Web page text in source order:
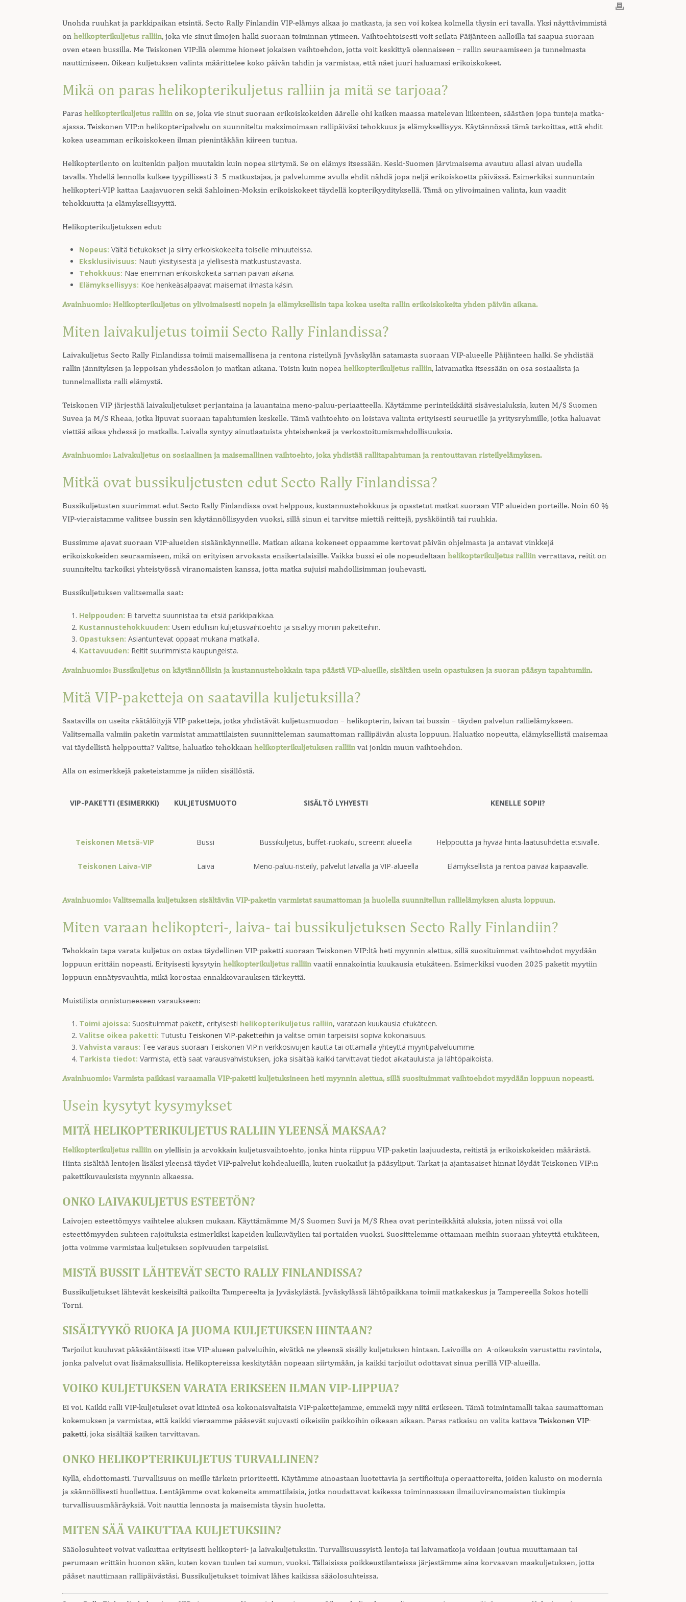
Unohda ruuhkat ja parkkipaikan etsintä. Secto Rally Finlandin VIP-elämys alkaa jo matkasta, ja sen voi kokea kolmella täysin eri tavalla. Yksi näyttävimmistä
on helikopterikuljetus ralliin, joka vie sinut ilmojen halki suoraan toiminnan ytimeen. Vaihtoehtoisesti voit seilata Päijänteen aalloilla tai saapua suoraan
oven eteen bussilla. Me Teiskonen VIP:llä olemme hioneet jokaisen vaihtoehdon, jotta voit keskittyä olennaiseen – rallin seuraamiseen ja tunnelmasta
nauttimiseen. Oikean kuljetuksen valinta määrittelee koko päivän tahdin ja varmistaa, että näet juuri haluamasi erikoiskokeet.
Mikä on paras helikopterikuljetus ralliin ja mitä se tarjoaa?
Paras helikopterikuljetus ralliin on se, joka vie sinut suoraan erikoiskokeiden äärelle ohi kaiken maassa matelevan liikenteen, säästäen jopa tunteja matka-
ajassa. Teiskonen VIP:n helikopteripalvelu on suunniteltu maksimoimaan rallipäiväsi tehokkuus ja elämyksellisyys. Käytännössä tämä tarkoittaa, että ehdit
kokea useamman erikoiskokeen ilman pienintäkään kiireen tuntua.
Helikopterilento on kuitenkin paljon muutakin kuin nopea siirtymä. Se on elämys itsessään. Keski-Suomen järvimaisema avautuu allasi aivan uudella
tavalla. Yhdellä lennolla kulkee tyypillisesti 3–5 matkustajaa, ja palvelumme avulla ehdit nähdä jopa neljä erikoiskoetta päivässä. Esimerkiksi sunnuntain
helikopteri-VIP kattaa Laajavuoren sekä Sahloinen-Moksin erikoiskokeet täydellä kopterikyydityksellä. Tämä on ylivoimainen valinta, kun vaadit
tehokkuutta ja elämyksellisyyttä.
Helikopterikuljetuksen edut:
Nopeus: Vältä tietukokset ja siirry erikoiskokeelta toiselle minuuteissa.
Eksklusiivisuus: Nauti yksityisestä ja ylellisestä matkustustavasta.
Tehokkuus: Näe enemmän erikoiskokeita saman päivän aikana.
Elämyksellisyys: Koe henkeäsalpaavat maisemat ilmasta käsin.
Avainhuomio: Helikopterikuljetus on ylivoimaisesti nopein ja elämyksellisin tapa kokea useita rallin erikoiskokeita yhden päivän aikana.
Miten laivakuljetus toimii Secto Rally Finlandissa?
Laivakuljetus Secto Rally Finlandissa toimii maisemallisena ja rentona risteilynä Jyväskylän satamasta suoraan VIP-alueelle Päijänteen halki. Se yhdistää
rallin jännityksen ja leppoisan yhdessäolon jo matkan aikana. Toisin kuin nopea helikopterikuljetus ralliin, laivamatka itsessään on osa sosiaalista ja
tunnelmallista ralli elämystä.
Teiskonen VIP järjestää laivakuljetukset perjantaina ja lauantaina meno-paluu-periaatteella. Käytämme perinteikkäitä sisävesialuksia, kuten M/S Suomen
Suvea ja M/S Rheaa, jotka lipuvat suoraan tapahtumien keskelle. Tämä vaihtoehto on loistava valinta erityisesti seurueille ja yritysryhmille, jotka haluavat
viettää aikaa yhdessä jo matkalla. Laivalla syntyy ainutlaatuista yhteishenkeä ja verkostoitumismahdollisuuksia.
Avainhuomio: Laivakuljetus on sosiaalinen ja maisemallinen vaihtoehto, joka yhdistää rallitapahtuman ja rentouttavan risteilyelämyksen.
Mitkä ovat bussikuljetusten edut Secto Rally Finlandissa?
Bussikuljetusten suurimmat edut Secto Rally Finlandissa ovat helppous, kustannustehokkuus ja opastetut matkat suoraan VIP-alueiden porteille. Noin 60 %
VIP-vieraistamme valitsee bussin sen käytännöllisyyden vuoksi, sillä sinun ei tarvitse miettiä reittejä, pysäköintiä tai ruuhkia.
Bussimme ajavat suoraan VIP-alueiden sisäänkäynneille. Matkan aikana kokeneet oppaamme kertovat päivän ohjelmasta ja antavat vinkkejä
erikoiskokeiden seuraamiseen, mikä on erityisen arvokasta ensikertalaisille. Vaikka bussi ei ole nopeudeltaan helikopterikuljetus ralliin verrattava, reitit on
suunniteltu tarkoiksi yhteistyössä viranomaisten kanssa, jotta matka sujuisi mahdollisimman jouhevasti.
Bussikuljetuksen valitsemalla saat:
Helppouden: Ei tarvetta suunnistaa tai etsiä parkkipaikkaa.
Kustannustehokkuuden: Usein edullisin kuljetusvaihtoehto ja sisältyy moniin paketteihin.
Opastuksen: Asiantuntevat oppaat mukana matkalla.
Kattavuuden: Reitit suurimmista kaupungeista.
Avainhuomio: Bussikuljetus on käytännöllisin ja kustannustehokkain tapa päästä VIP-alueille, sisältäen usein opastuksen ja suoran pääsyn tapahtumiin.
Mitä VIP-paketteja on saatavilla kuljetuksilla?
Saatavilla on useita räätälöityjä VIP-paketteja, jotka yhdistävät kuljetusmuodon – helikopterin, laivan tai bussin – täyden palvelun rallielämykseen.
Valitsemalla valmiin paketin varmistat ammattilaisten suunnitteleman saumattoman rallipäivän alusta loppuun. Haluatko nopeutta, elämyksellistä maisemaa
vai täydellistä helppoutta? Valitse, haluatko tehokkaan helikopterikuljetuksen ralliin vai jonkin muun vaihtoehdon.
Alla on esimerkkejä paketeistamme ja niiden sisällöstä.
VIP-PAKETTI (ESIMERKKI) KULJETUSMUOTO SISÄLTÖ LYHYESTI KENELLE SOPII?
Teiskonen Metsä-VIP Bussi Bussikuljetus, buffet-ruokailu, screenit alueella Helppoutta ja hyvää hinta-laatusuhdetta etsivälle.
Teiskonen Laiva-VIP Laiva Meno-paluu-risteily, palvelut laivalla ja VIP-alueella Elämyksellistä ja rentoa päivää kaipaavalle.
Avainhuomio: Valitsemalla kuljetuksen sisältävän VIP-paketin varmistat saumattoman ja huolella suunnitellun rallielämyksen alusta loppuun.
Miten varaan helikopteri-, laiva- tai bussikuljetuksen Secto Rally Finlandiin?
Tehokkain tapa varata kuljetus on ostaa täydellinen VIP-paketti suoraan Teiskonen VIP:ltä heti myynnin alettua, sillä suosituimmat vaihtoehdot myydään
loppuun erittäin nopeasti. Erityisesti kysytyin helikopterikuljetus ralliin vaatii ennakointia kuukausia etukäteen. Esimerkiksi vuoden 2025 paketit myytiin
loppuun ennätysvauhtia, mikä korostaa ennakkovarauksen tärkeyttä.
Muistilista onnistuneeseen varaukseen:
Toimi ajoissa: Suosituimmat paketit, erityisesti helikopterikuljetus ralliin, varataan kuukausia etukäteen.
Valitse oikea paketti: Tutustu Teiskonen VIP-paketteihin ja valitse omiin tarpeisiisi sopiva kokonaisuus.
Vahvista varaus: Tee varaus suoraan Teiskonen VIP:n verkkosivujen kautta tai ottamalla yhteyttä myyntipalveluumme.
Tarkista tiedot: Varmista, että saat varausvahvistuksen, joka sisältää kaikki tarvittavat tiedot aikatauluista ja lähtöpaikoista.
Avainhuomio: Varmista paikkasi varaamalla VIP-paketti kuljetuksineen heti myynnin alettua, sillä suosituimmat vaihtoehdot myydään loppuun nopeasti.
Usein kysytyt kysymykset
MITÄ HELIKOPTERIKULJETUS RALLIIN YLEENSÄ MAKSAA?
Helikopterikuljetus ralliin on ylellisin ja arvokkain kuljetusvaihtoehto, jonka hinta riippuu VIP-paketin laajuudesta, reitistä ja erikoiskokeiden määrästä.
Hinta sisältää lentojen lisäksi yleensä täydet VIP-palvelut kohdealueilla, kuten ruokailut ja pääsyliput. Tarkat ja ajantasaiset hinnat löydät Teiskonen VIP:n
pakettikuvauksista myynnin alkaessa.
ONKO LAIVAKULJETUS ESTEETÖN?
Laivojen esteettömyys vaihtelee aluksen mukaan. Käyttämämme M/S Suomen Suvi ja M/S Rhea ovat perinteikkäitä aluksia, joten niissä voi olla
esteettömyyden suhteen rajoituksia esimerkiksi kapeiden kulkuväylien tai portaiden vuoksi. Suosittelemme ottamaan meihin suoraan yhteyttä etukäteen,
jotta voimme varmistaa kuljetuksen sopivuuden tarpeisiisi.
MISTÄ BUSSIT LÄHTEVÄT SECTO RALLY FINLANDISSA?
Bussikuljetukset lähtevät keskeisiltä paikoilta Tampereelta ja Jyväskylästä. Jyväskylässä lähtöpaikkana toimii matkakeskus ja Tampereella Sokos hotelli
Torni.
SISÄLTYYKÖ RUOKA JA JUOMA KULJETUKSEN HINTAAN?
Tarjoilut kuuluvat pääsääntöisesti itse VIP-alueen palveluihin, eivätkä ne yleensä sisälly kuljetuksen hintaan. Laivoilla on A-oikeuksin varustettu ravintola,
jonka palvelut ovat lisämaksullisia. Helikoptereissa keskitytään nopeaan siirtymään, ja kaikki tarjoilut odottavat sinua perillä VIP-alueilla.
VOIKO KULJETUKSEN VARATA ERIKSEEN ILMAN VIP-LIPPUA?
Ei voi. Kaikki ralli VIP-kuljetukset ovat kiinteä osa kokonaisvaltaisia VIP-pakettejamme, emmekä myy niitä erikseen. Tämä toimintamalli takaa saumattoman
kokemuksen ja varmistaa, että kaikki vieraamme pääsevät sujuvasti oikeisiin paikkoihin oikeaan aikaan. Paras ratkaisu on valita kattava Teiskonen VIP-
paketti, joka sisältää kaiken tarvittavan.
ONKO HELIKOPTERIKULJETUS TURVALLINEN?
Kyllä, ehdottomasti. Turvallisuus on meille tärkein prioriteetti. Käytämme ainoastaan luotettavia ja sertifioituja operaattoreita, joiden kalusto on modernia
ja säännöllisesti huollettua. Lentäjämme ovat kokeneita ammattilaisia, jotka noudattavat kaikessa toiminnassaan ilmailuviranomaisten tiukimpia
turvallisuusmääräyksiä. Voit nauttia lennosta ja maisemista täysin huoletta.
MITEN SÄÄ VAIKUTTAA KULJETUKSIIN?
Sääolosuhteet voivat vaikuttaa erityisesti helikopteri- ja laivakuljetuksiin. Turvallisuussyistä lentoja tai laivamatkoja voidaan joutua muuttamaan tai
perumaan erittäin huonon sään, kuten kovan tuulen tai sumun, vuoksi. Tällaisissa poikkeustilanteissa järjestämme aina korvaavan maakuljetuksen, jotta
pääset nauttimaan rallipäivästäsi. Bussikuljetukset toimivat lähes kaikissa sääolosuhteissa.